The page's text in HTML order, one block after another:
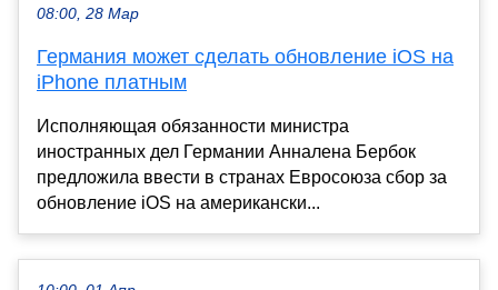
08:00, 28 Мар
Германия может сделать обновление iOS на
iPhone платным
Исполняющая обязанности министра
иностранных дел Германии Анналена Бербок
предложила ввести в странах Евросоюза сбор за
обновление iOS на американски...